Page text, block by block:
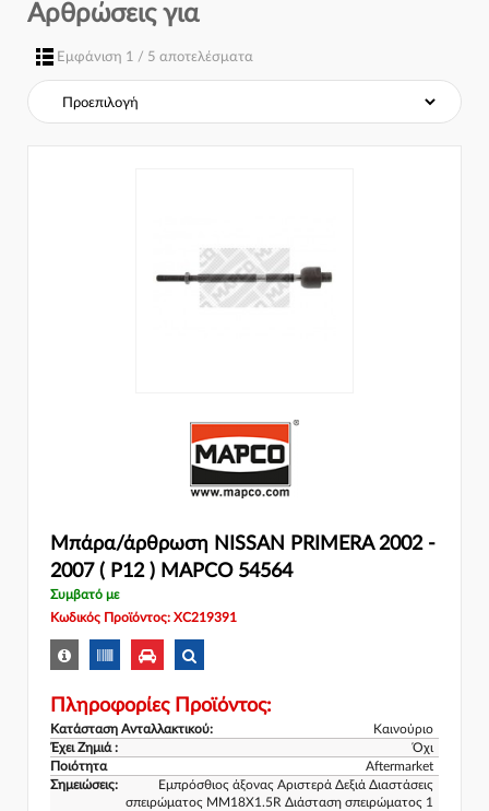
Αρθρώσεις για
Εμφάνιση 1 / 5 αποτελέσματα
Μπάρα/άρθρωση NISSAN PRIMERA 2002 -
2007 ( P12 ) MAPCO 54564
Συμβατό με
Κωδικός Προϊόντος: XC219391
Πληροφορίες Προϊόντος:
Κατάσταση Ανταλλακτικού:
Καινούριο
Έχει Ζημιά :
Όχι
Ποιότητα
Aftermarket
Σημειώσεις:
Εμπρόσθιος άξονας Αριστερά Δεξιά Διαστάσεις
σπειρώματος MM18X1.5R Διάσταση σπειρώματος 1